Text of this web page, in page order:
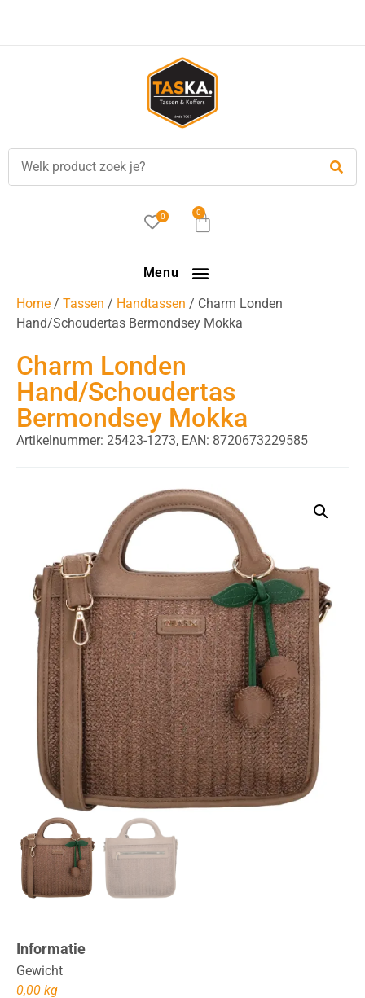
besteld, is vandaag verzonden!
0 0
Menu
Home / Tassen / Handtassen / Charm Londen
Hand/Schoudertas Bermondsey Mokka
Charm Londen
Hand/Schoudertas
Bermondsey Mokka
Artikelnummer: 25423-1273, EAN: 8720673229585
Informatie
Gewicht
0,00 kg